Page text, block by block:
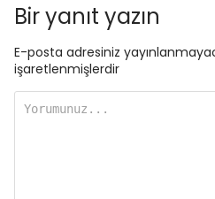
Bir yanıt yazın
E-posta adresiniz
işaretlenmişlerdir